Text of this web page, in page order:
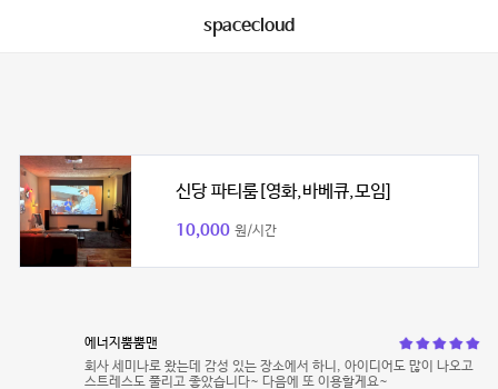
spacecloud
신당 파티룸[영화,바베큐,모임]
10,000 원/시간
에너지뿜뿜맨
회사 세미나로 왔는데 감성 있는 장소에서 하니, 아이디어도 많이 나오고
스트레스도 풀리고 좋았습니다~ 다음에 또 이용할게요~